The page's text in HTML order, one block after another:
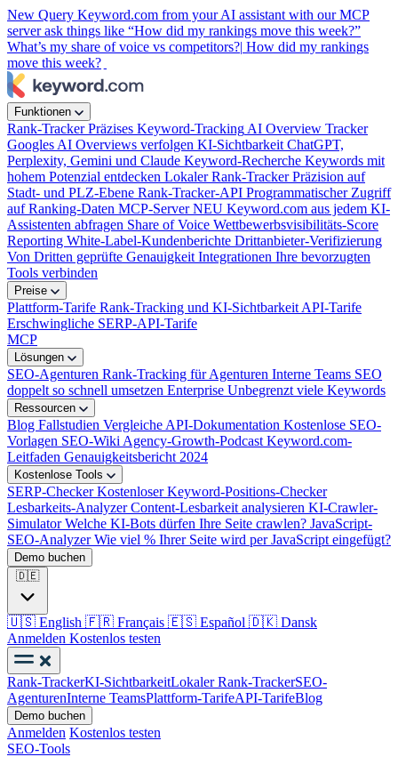
New Query Keyword.com from your AI assistant with our MCP
server ask things like “How did my rankings move this week?”
What’s my share of voice vs competitors?| How did my rankings
move this week?
Funktionen
Rank-TrackerPräzises Keyword-Tracking AI Overview Tracker
Googles AI Overviews verfolgen KI-Sichtbarkeit ChatGPT,
Perplexity, Gemini und Claude Keyword-Recherche Keywords mit
hohem Potenzial entdecken Lokaler Rank-TrackerPräzision auf
Stadt- und PLZ-Ebene Rank-Tracker-API Programmatischer Zugriff
auf Ranking-Daten MCP-ServerNEU Keyword.com aus jedem KI-
Assistenten abfragen Share of Voice Wettbewerbsvisibilitäts-Score
Reporting White-Label-Kundenberichte Drittanbieter-Verifizierung
Von Dritten geprüfte Genauigkeit Integrationen Ihre bevorzugten
Tools verbinden
Preise
Plattform-Tarife Rank-Tracking und KI-Sichtbarkeit API-Tarife
Erschwingliche SERP-API-Tarife
MCP
Lösungen
SEO-Agenturen Rank-Tracking für Agenturen Interne Teams SEO
doppelt so schnell umsetzen Enterprise Unbegrenzt viele Keywords
Ressourcen
Blog Fallstudien Vergleiche API-Dokumentation Kostenlose SEO-
Vorlagen SEO-Wiki Agency-Growth-Podcast Keyword.com-
Leitfaden Genauigkeitsbericht 2024
Kostenlose Tools
SERP-CheckerKostenloser Keyword-Positions-Checker
Lesbarkeits-AnalyzerContent-Lesbarkeit analysieren KI-Crawler-
SimulatorWelche KI-Bots dürfen Ihre Seite crawlen? JavaScript-
SEO-AnalyzerWie viel % Ihrer Seite wird per JavaScript eingefügt?
Demo buchen
🇩🇪
🇺🇸 English 🇫🇷 Français 🇪🇸 Español 🇩🇰 Dansk
Anmelden Kostenlos testen
Rank-TrackerKI-SichtbarkeitLokaler Rank-TrackerSEO-
AgenturenInterne TeamsPlattform-TarifeAPI-TarifeBlog
Demo buchen
Anmelden Kostenlos testen
SEO-Tools